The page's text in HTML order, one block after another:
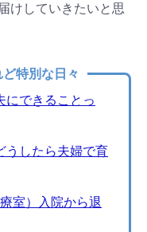
けしていきたいと思
特別な日々
にできることっ
うしたら夫婦で育
室）入院から退